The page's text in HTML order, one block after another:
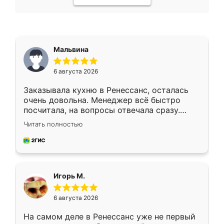
Мальвина
6 августа 2026
Заказывала кухню в Ренессанс, осталась
очень довольна. Менеджер всё быстро
посчитала, на вопросы отвечала сразу.
Замерщик приехал в субботу, подошёл к
делу со всей ответственностью. Собрали
за день, ребята работали аккуратно, даже
Читать полностью
Игорь М.
6 августа 2026
На самом деле в Ренессанс уже не первый